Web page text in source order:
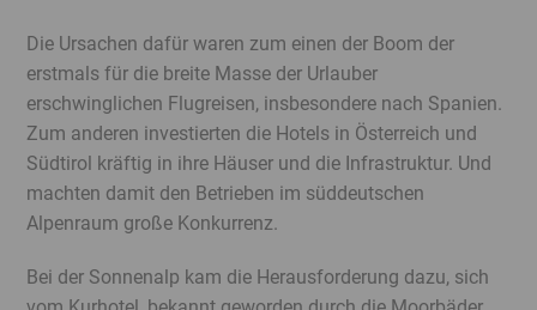
Die Ursachen dafür waren zum einen der Boom der
erstmals für die breite Masse der Urlauber
erschwinglichen Flugreisen, insbesondere nach Spanien.
Zum anderen investierten die Hotels in Österreich und
Südtirol kräftig in ihre Häuser und die Infrastruktur. Und
machten damit den Betrieben im süddeutschen
Alpenraum große Konkurrenz.
Bei der Sonnenalp kam die Herausforderung dazu, sich